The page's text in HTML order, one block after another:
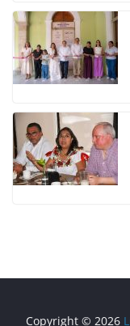
Copyright © 2026